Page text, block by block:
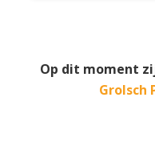
Op dit moment
Grolsch